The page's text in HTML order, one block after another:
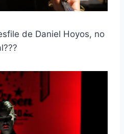
de Daniel Hoyos, no